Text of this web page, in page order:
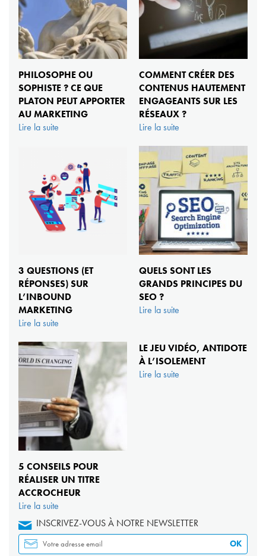
PHILOSOPHE OU
SOPHISTE ? CE QUE
PLATON PEUT APPORTER
AU MARKETING
Lire la suite
COMMENT CRÉER DES
CONTENUS HAUTEMENT
ENGAGEANTS SUR LES
RÉSEAUX ?
Lire la suite
3 QUESTIONS (ET
RÉPONSES) SUR
L’INBOUND
MARKETING
Lire la suite
QUELS SONT LES
GRANDS PRINCIPES DU
SEO ?
Lire la suite
5 CONSEILS POUR
RÉALISER UN TITRE
ACCROCHEUR
Lire la suite
LE JEU VIDÉO, ANTIDOTE
À L’ISOLEMENT
Lire la suite
INSCRIVEZ-VOUS À NOTRE NEWSLETTER
OK